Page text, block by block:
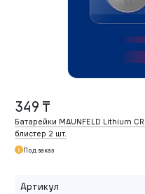
349 ₸
Батарейки MAUNFELD Lithium
блистер 2 шт.
Под заказ
Артикул